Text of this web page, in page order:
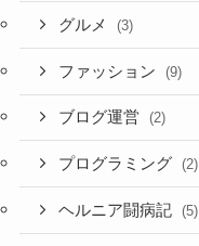
グルメ (3)
ファッション (9)
ブログ運営 (2)
プログラミング (2)
ヘルニア闘病記 (5)